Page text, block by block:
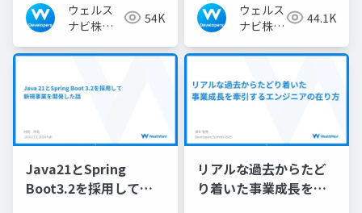
ウェルス
ナビ株式
広報チー
54K
ウェルス
ナビ株式
術広報チ
44.1K
Java21とSpring
Boot3.2を採用して新
リアルな過去からたど
り着いた事業成長を牽